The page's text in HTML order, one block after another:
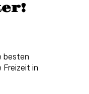
besten
Freizeit in